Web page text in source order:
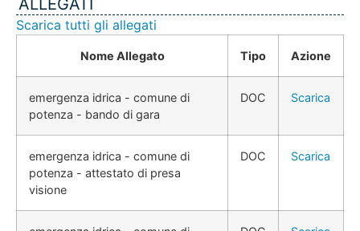
ALLEGATI
Scarica tutti gli allegati
Nome Allegato Tipo Azione
emergenza idrica - comune di
potenza - bando di gara
DOC Scarica
emergenza idrica - comune di
potenza - attestato di presa
visione
DOC Scarica